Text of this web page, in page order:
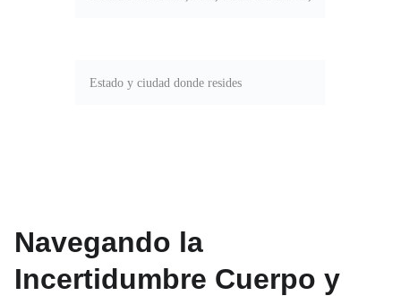
Navegando la
Incertidumbre Cuerpo y